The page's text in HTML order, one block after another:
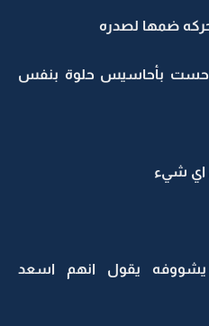
ضمها لصدره
بأحاسيس حلوة بنفس
اي شيء
يقول انهم اسعد